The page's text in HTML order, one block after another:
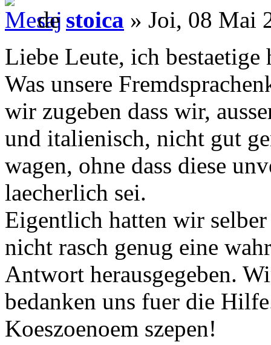
de stoica » Joi, 08 Mai
Liebe Leute, ich
Was unsere
wir zugeben dass wir,
und italienisch, nicht gut
wagen, ohne dass diese
laecherlich sei.
Eigentlich hatten wir
nicht rasch genug eine
Antwort herausgegeben.
bedanken uns fuer die
Koeszoenoem szepen!